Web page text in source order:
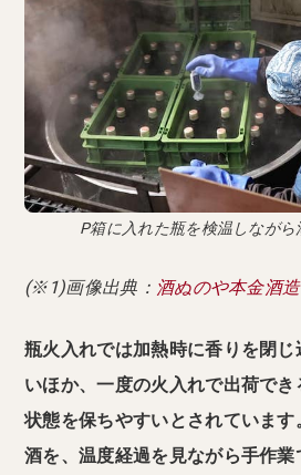
P箱に入れた瓶を検温しながら
(※1)画像出典： 酒ぬのや本金酒
瓶火入れでは加熱時に香りを閉
いほか、一度の火入れで出荷で
状態を保ちやすいとされていま
酒を、温度経過を見ながら手作